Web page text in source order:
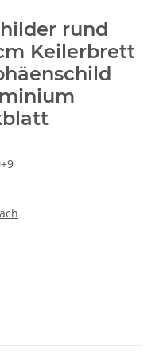
rund
Keilerbrett